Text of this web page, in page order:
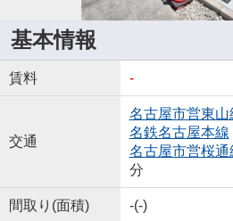
基本情報
賃料 -
交通
名古屋市営東山
名鉄名古屋本線
名古屋市営桜通
分
間取り(面積) -(-)